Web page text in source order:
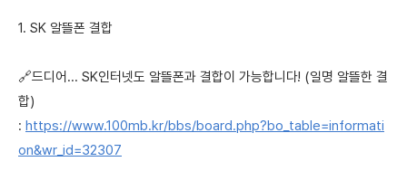
1. SK 알뜰폰 결합
🔗드디어... SK인터넷도 알뜰폰과 결합이 가능합니다! (일명 알뜰한 결
합)
: https://www.100mb.kr/bbs/board.php?bo_table=informati
on&wr_id=32307